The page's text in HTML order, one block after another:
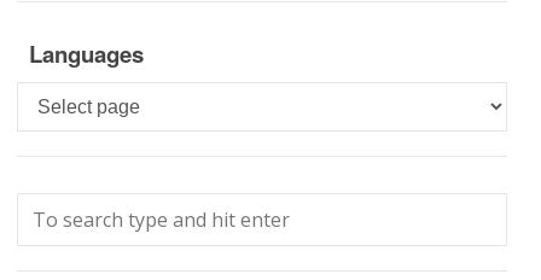
Languages
Languages